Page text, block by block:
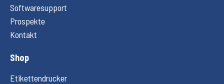
Softwaresupport
Prospekte
Kontakt
Shop
Etikettendrucker